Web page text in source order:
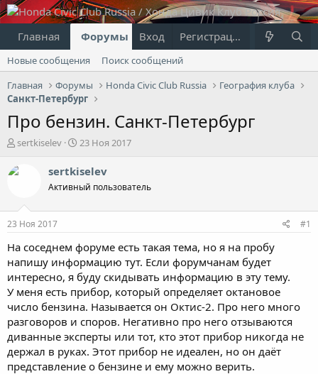
Главная Форумы Что нового?
Вход Регистрация
Новые сообщения
Поиск сообщений
Главная
Форумы Honda Civic Club Russia
География клуба
Санкт-Петербург
Про бензин. Санкт-Петербург
А
т
е
м
ы
sertkiselev
Д
т
н
л
а
23 Ноя 2017
sertkiselev
Активный пользователь
23 Ноя 2017 #1
На соседнем форуме есть такая тема, но я на пробу
напишу информацию тут. Если форумчанам будет
интересно, я буду скидывать информацию в эту тему.
У меня есть прибор, который определяет октановое
число бензина. Называется он Октис-2. Про него много
разговоров и споров. Негативно про него отзываются
диванные эксперты или тот, кто этот прибор никогда не
держал в руках. Этот прибор не идеален, но он даёт
представление о бензине и ему можно верить.